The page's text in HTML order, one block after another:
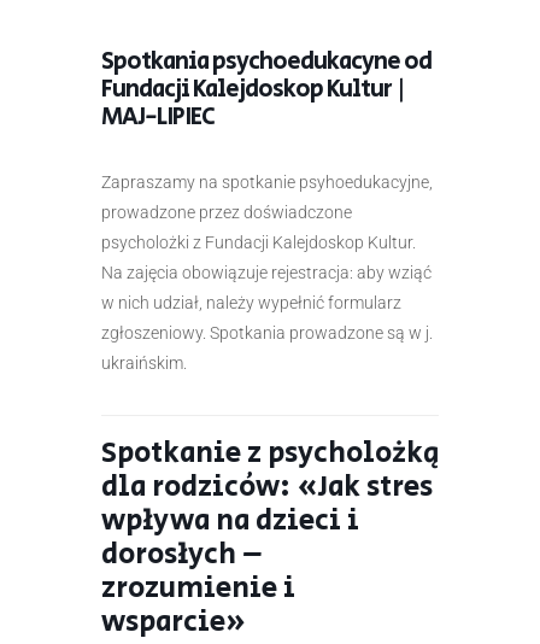
Spotkania psychoedukacyne od
Fundacji Kalejdoskop Kultur |
MAJ-LIPIEC
Zapraszamy na spotkanie psyhoedukacyjne,
prowadzone przez doświadczone
psycholożki z Fundacji Kalejdoskop Kultur.
Na zajęcia obowiązuje rejestracja: aby wziąć
w nich udział, należy wypełnić formularz
zgłoszeniowy. Spotkania prowadzone są w j.
ukraińskim.
Spotkanie z psycholożką
dla rodziców: «Jak stres
wpływa na dzieci i
dorosłych –
zrozumienie i
wsparcie»